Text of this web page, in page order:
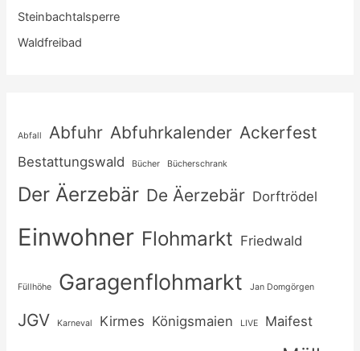
Steinbachtalsperre
Waldfreibad
Abfall Abfuhr Abfuhrkalender Ackerfest
Bestattungswald Bücher Bücherschrank
Der Äerzebär De Äerzebär Dorftrödel
Einwohner Flohmarkt Friedwald
Füllhöhe Garagenflohmarkt Jan Domgörgen
JGV Karneval Kirmes Königsmaien LIVE Maifest